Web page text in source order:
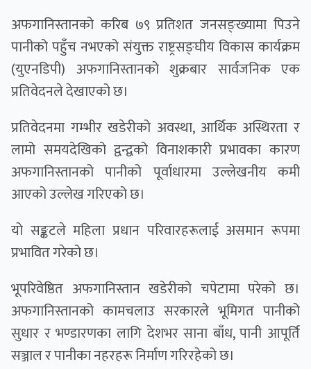
अफगानिस्तानको करिब ७९ प्रतिशत जनसङ्ख्यामा पिउने
पानीको पहुँच नभएको संयुक्त राष्ट्रसङ्घीय विकास कार्यक्रम
(युएनडिपी) अफगानिस्तानको शुक्रबार सार्वजनिक एक
प्रतिवेदनले देखाएको छ।
प्रतिवेदनमा गम्भीर खडेरीको अवस्था, आर्थिक अस्थिरता र
लामो समयदेखिको द्वन्द्वको विनाशकारी प्रभावका कारण
अफगानिस्तानको पानीको पूर्वाधारमा उल्लेखनीय कमी
आएको उल्लेख गरिएको छ।
यो सङ्कटले महिला प्रधान परिवारहरूलाई असमान रूपमा
प्रभावित गरेको छ।
भूपरिवेष्ठित अफगानिस्तान खडेरीको चपेटामा परेको छ।
अफगानिस्तानको कामचलाउ सरकारले भूमिगत पानीको
सुधार र भण्डारणका लागि देशभर साना बाँध, पानी आपूर्ति
सञ्जाल र पानीका नहरहरू निर्माण गरिरहेको छ।